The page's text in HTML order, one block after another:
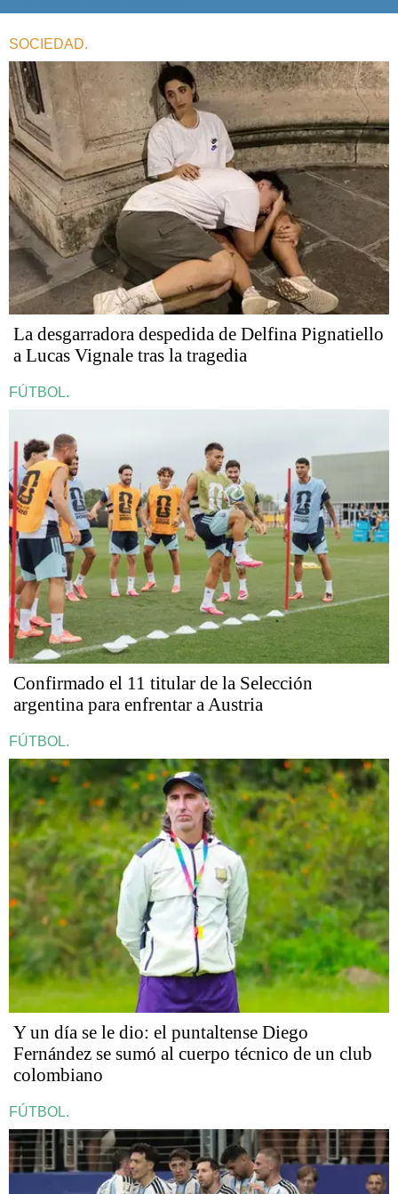
SOCIEDAD.
La desgarradora despedida de Delfina Pignatiello
a Lucas Vignale tras la tragedia
FÚTBOL.
Confirmado el 11 titular de la Selección
argentina para enfrentar a Austria
FÚTBOL.
Y un día se le dio: el puntaltense Diego
Fernández se sumó al cuerpo técnico de un club
colombiano
FÚTBOL.